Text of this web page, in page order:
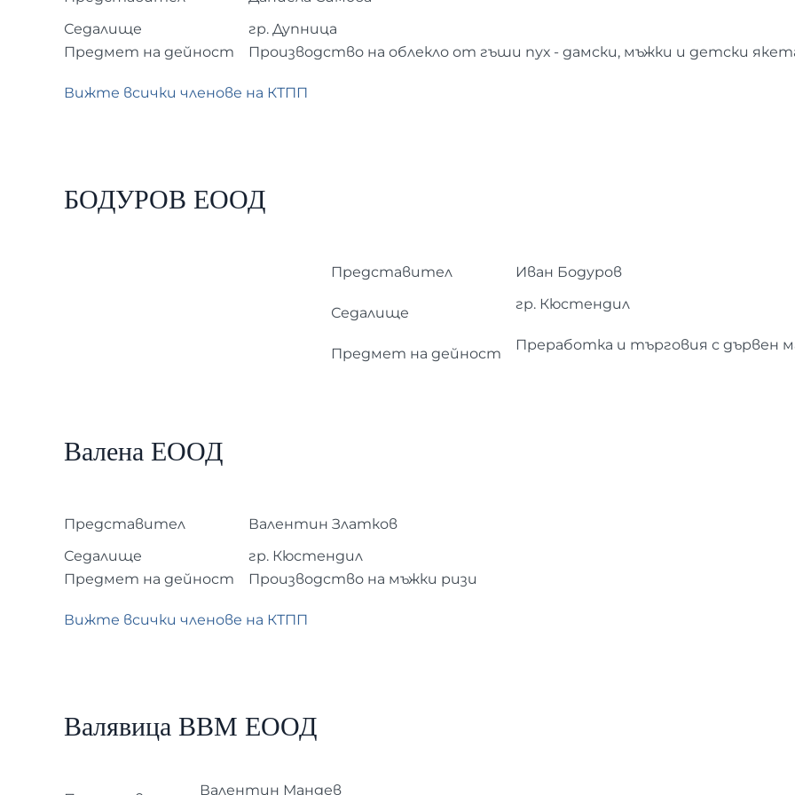
Седалище
гр. Дупница
Предмет на дейност
Производство на облекло от гъши пух - дамски, мъжки и детски
Вижте всички членове на КТПП
БОДУРОВ ЕООД
Представител Иван Бодуров
Седалище
гр. Кюстендил
Предмет на дейност
Преработка и търговия с дървен
Валена ЕООД
Представител
Валентин Златков
Седалище
гр. Кюстендил
Предмет на дейност
Производство на мъжки ризи
Вижте всички членове на КТПП
Валявица ВВМ ЕООД
Валентин Мандев